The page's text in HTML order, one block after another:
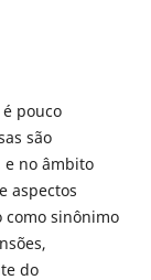
pouco
são
e no âmbito
aspectos
como sinônimo
do